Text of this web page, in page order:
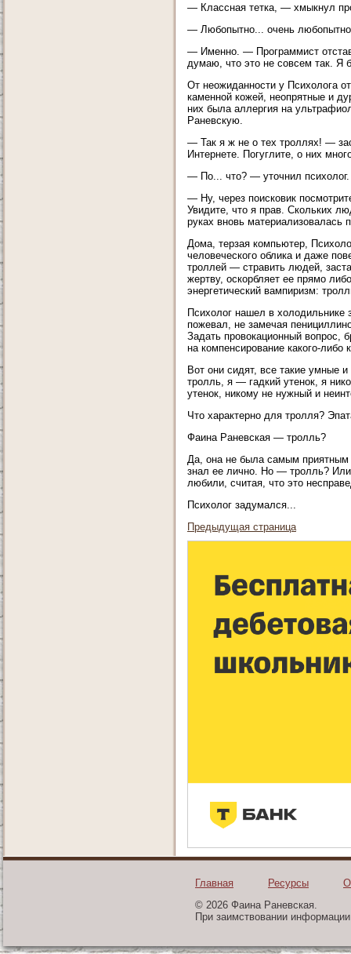
— Классная тетка, — хмыкнул
— Любопытно... очень
— Именно. — Программист
думаю, что это не совсем так. Я
От неожиданности у Психолога
каменной кожей, неопрятные и
них была аллергия на
Раневскую.
— Так я ж не о тех троллях! —
Интернете. Погуглите, о них
— По... что? — уточнил психолог.
— Ну, через поисковик
Увидите, что я прав. Скольких
руках вновь материализовалась
Дома, терзая компьютер,
человеческого облика и даже
троллей — стравить людей,
жертву, оскорбляет ее прямо
энергетический вампиризм:
Психолог нашел в холодильнике
пожевал, не замечая
Задать провокационный
на компенсирование какого-
Вот они сидят, все такие
тролль, я — гадкий утенок, я
утенок, никому не нужный и
Что характерно для тролля?
Фаина Раневская — тролль?
Да, она не была самым приятным
знал ее лично. Но — тролль?
любили, считая, что это
Психолог задумался...
Предыдущая страница
Главная Ресурсы
© 2026 Фаина Раневская.
При заимствовании